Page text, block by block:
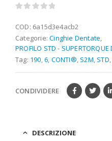
COD: 6a15d3e4acb2
Categorie:Cinghie Dentate
PROFILO STD - SUPERTORQUE
Tag: 190 ,6 CONTI® S2M STD
CONDIVIDERE
DESCRIZIONE